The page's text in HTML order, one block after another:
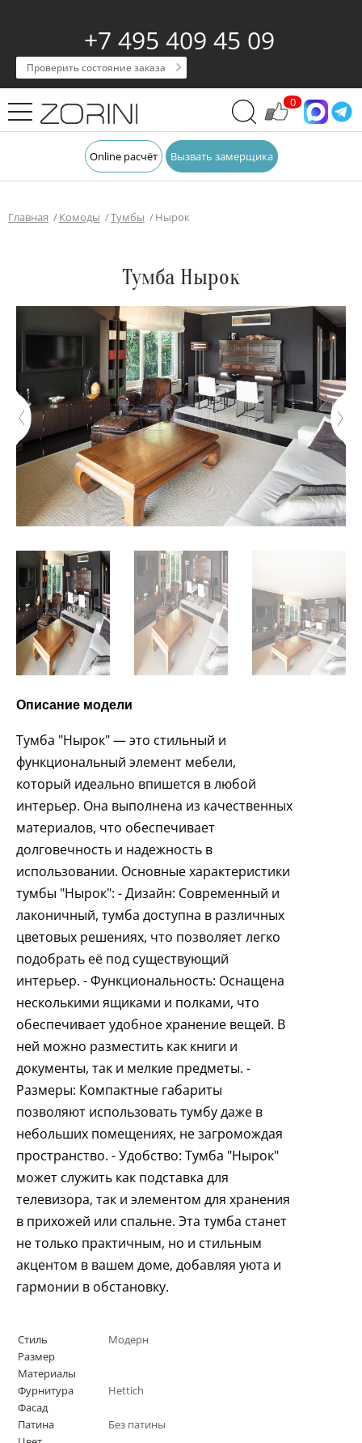
+7 495 409 45 09
Проверить состояние заказа
0
Online расчёт Вызвать замерщика
Главная Комоды Тумбы Нырок
Тумба Нырок
Описание модели
Тумба "Нырок" — это стильный и
функциональный элемент мебели,
который идеально впишется в любой
интерьер. Она выполнена из качественных
материалов, что обеспечивает
долговечность и надежность в
использовании. Основные характеристики
тумбы "Нырок": - Дизайн: Современный и
лаконичный, тумба доступна в различных
цветовых решениях, что позволяет легко
подобрать её под существующий
интерьер. - Функциональность: Оснащена
несколькими ящиками и полками, что
обеспечивает удобное хранение вещей. В
ней можно разместить как книги и
документы, так и мелкие предметы. -
Размеры: Компактные габариты
позволяют использовать тумбу даже в
небольших помещениях, не загромождая
пространство. - Удобство: Тумба "Нырок"
может служить как подставка для
телевизора, так и элементом для хранения
в прихожей или спальне. Эта тумба станет
не только практичным, но и стильным
акцентом в вашем доме, добавляя уюта и
гармонии в обстановку.
Стиль
Модерн
Размер
Материалы
Фурнитура
Hettich
Фасад
Патина
Без патины